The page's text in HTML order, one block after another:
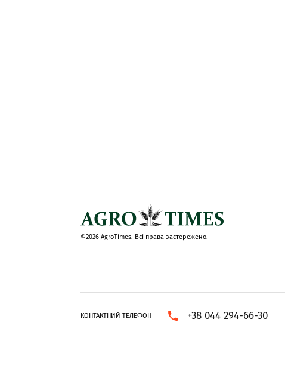
©2026 AgroTimes. Всі права застережено.
КОНТАКТНИЙ ТЕЛЕФОН +38 044 294-66-30